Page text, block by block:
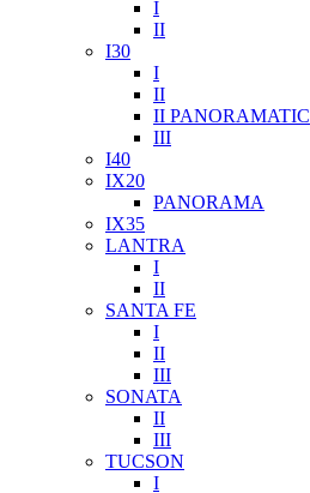
I
II
I30
I
II
II PANORAMATIC
III
I40
IX20
PANORAMA
IX35
LANTRA
I
II
SANTA FE
I
II
III
SONATA
II
III
TUCSON
I